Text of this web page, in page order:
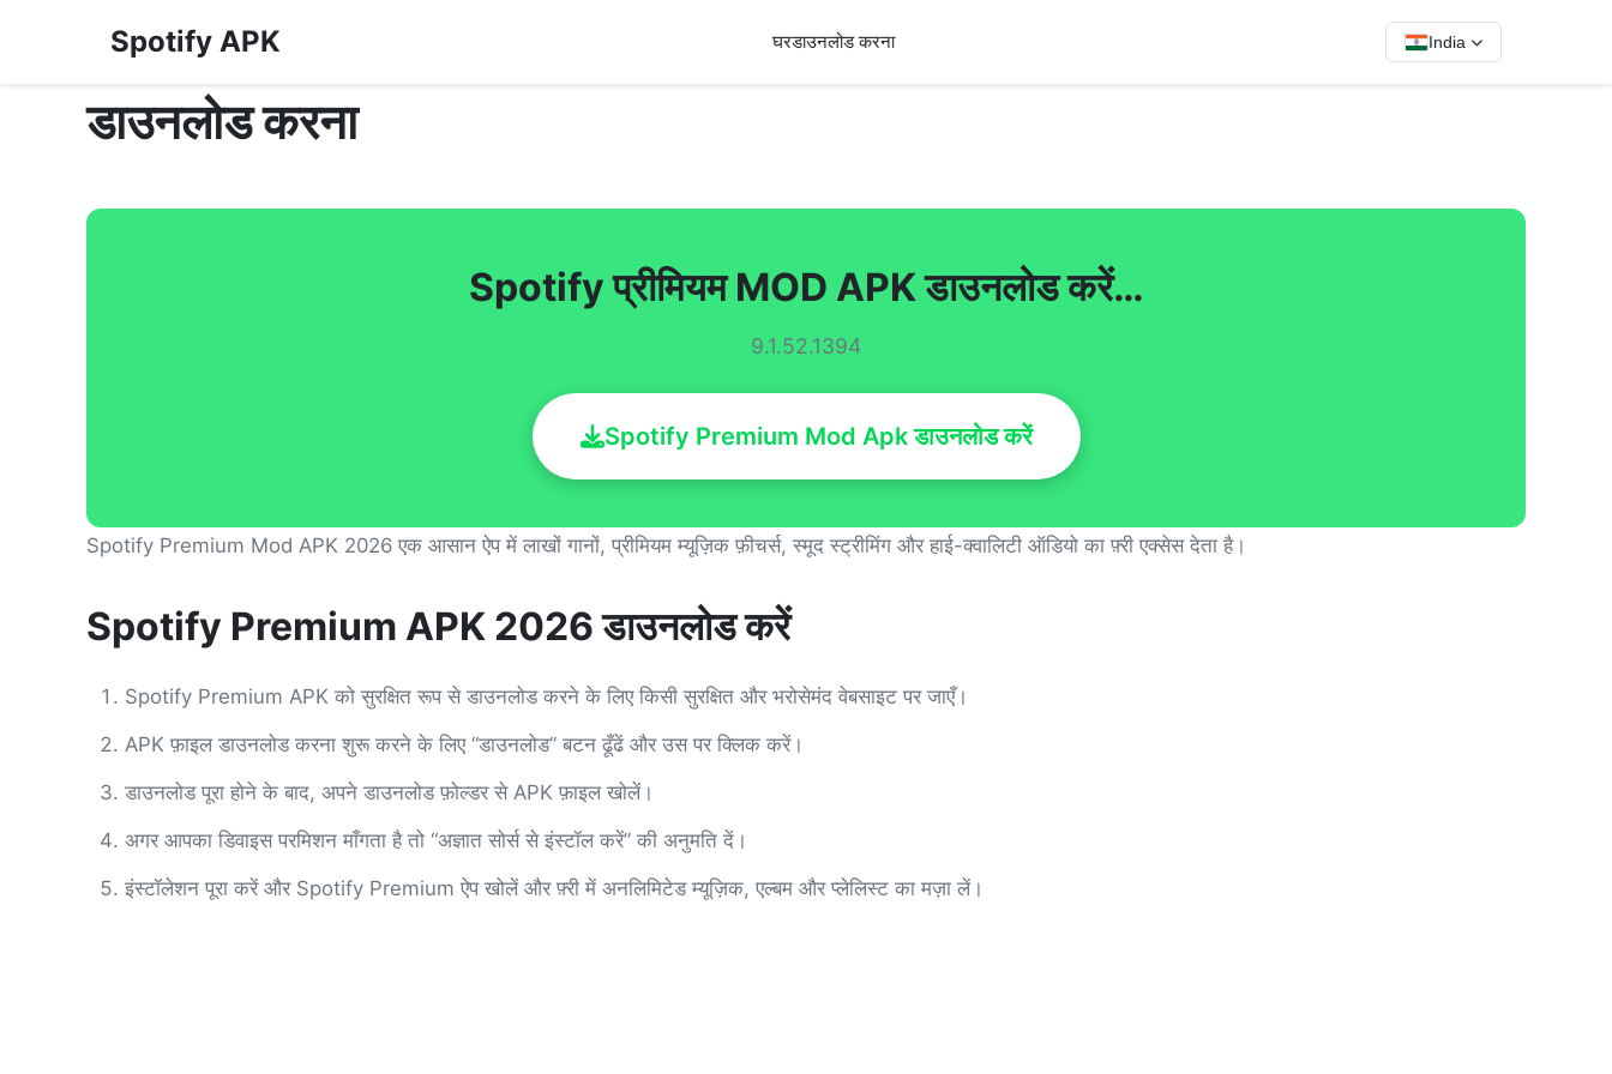
Spotify APK घरडाउनलोड करना India
डाउनलोड करना
Spotify प्रीमियम MOD APK डाउनलोड करें…
9.1.52.1394
Spotify Premium Mod Apk डाउनलोड करें
Spotify Premium Mod APK 2026 एक आसान ऐप में लाखों गानों, प्रीमियम म्यूज़िक फ़ीचर्स, स्मूद स्ट्रीमिंग और हाई-क्वालिटी ऑडियो का फ़्री एक्सेस देता है।
Spotify Premium APK 2026 डाउनलोड करें
Spotify Premium APK को सुरक्षित रूप से डाउनलोड करने के लिए किसी सुरक्षित और भरोसेमंद वेबसाइट पर जाएँ।
APK फ़ाइल डाउनलोड करना शुरू करने के लिए “डाउनलोड” बटन ढूँढें और उस पर क्लिक करें।
डाउनलोड पूरा होने के बाद, अपने डाउनलोड फ़ोल्डर से APK फ़ाइल खोलें।
अगर आपका डिवाइस परमिशन माँगता है तो “अज्ञात सोर्स से इंस्टॉल करें” की अनुमति दें।
इंस्टॉलेशन पूरा करें और Spotify Premium ऐप खोलें और फ़्री में अनलिमिटेड म्यूज़िक, एल्बम और प्लेलिस्ट का मज़ा लें।